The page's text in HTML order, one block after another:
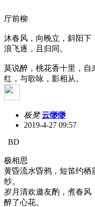
厅前柳
沐春风，向晚立，斜阳下
浪飞逐，且归同。
莫说醉，桃花香十里，自
红，与歌咏，影相从。
板凳 云缈缈
2019-4-27 09:57
BD
极相思
黄昏流水昏鸦，短笛约栖
纱。
岁月清欢邀友酌，煮春风
醉了心花。